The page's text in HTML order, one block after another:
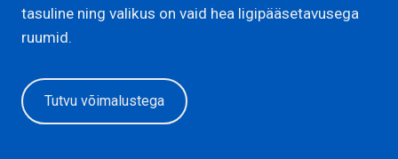
tasuline ning valikus on vaid hea ligipääsetavusega
ruumid.
Tutvu võimalustega